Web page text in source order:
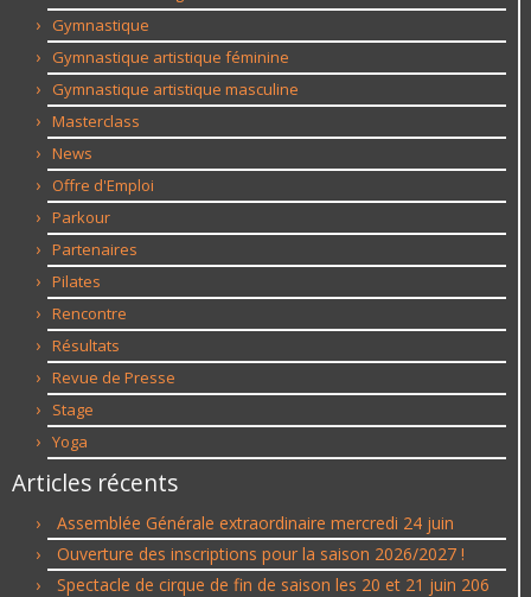
Gymnastique
Gymnastique artistique féminine
Gymnastique artistique masculine
Masterclass
News
Offre d'Emploi
Parkour
Partenaires
Pilates
Rencontre
Résultats
Revue de Presse
Stage
Yoga
Articles récents
Assemblée Générale extraordinaire mercredi 24 juin
Ouverture des inscriptions pour la saison 2026/2027 !
Spectacle de cirque de fin de saison les 20 et 21 juin 206